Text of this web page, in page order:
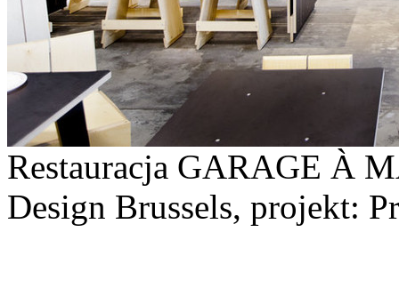
Restauracja GARAGE À
Design Brussels, projekt: